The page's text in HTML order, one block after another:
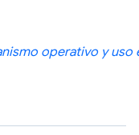
operativo y